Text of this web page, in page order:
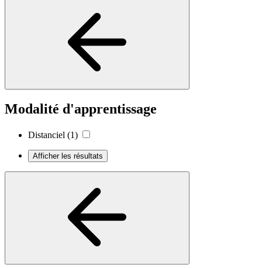
Modalité d'apprentissage
Distanciel (1)
Afficher les résultats